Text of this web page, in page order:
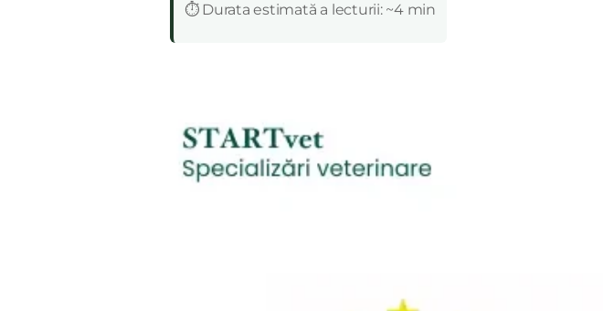
⏱️ Durata estimată a lecturii: ~4 min